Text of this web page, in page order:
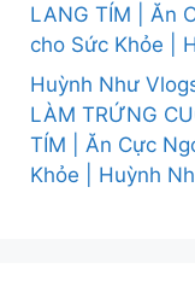
LANG TÍM | Ăn
cho Sức Khỏe |
Huỳnh Như
LÀM TRỨNG
TÍM | Ăn Cực
Khỏe | Huỳnh